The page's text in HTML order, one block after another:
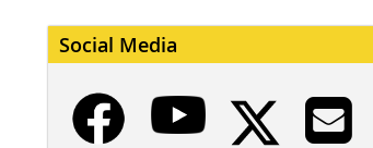
Social Media